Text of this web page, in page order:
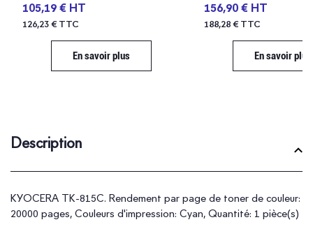
105,19 € HT
126,23 € TTC
En savoir plus
156,90 € HT
188,28 € TTC
En savoir plus
Description
KYOCERA TK-815C. Rendement par page de toner de couleur:
20000 pages, Couleurs d'impression: Cyan, Quantité: 1 pièce(s)